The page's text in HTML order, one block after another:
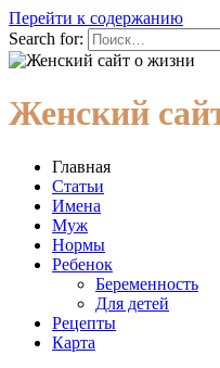
Перейти к содержанию
Search for:
Женский
Главная
Статьи
Имена
Муж
Нормы
Ребенок
Беременность
Для детей
Рецепты
Карта